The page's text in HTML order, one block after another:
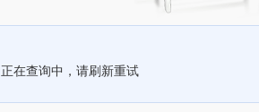
正在查询中，请刷新重试